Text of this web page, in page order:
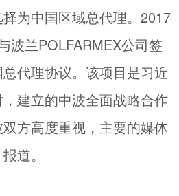
为中国区域总代理。2017
波兰POLFARMEX公司签
代理协议。该项目是习近
建立的中波全面战略合作
方高度重视，主要的媒体
道。